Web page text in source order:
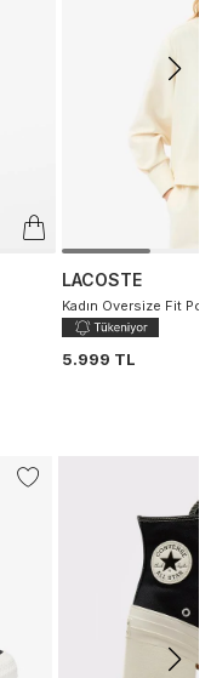
LACOSTE
Kadın Oversize Fit
5.999 TL